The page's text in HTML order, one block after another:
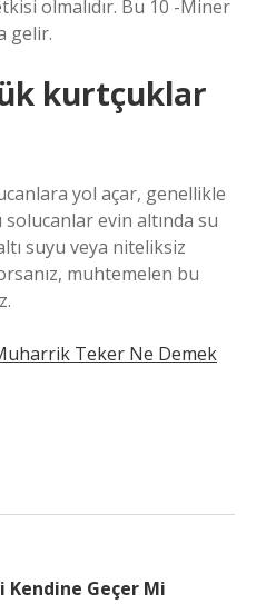
olmalıdır. Bu 10 -Miner
gelir.
kurtçuklar
yol açar, genellikle
solucanlar evin altında su
suyu veya niteliksiz
muhtemelen bu
Teker Ne Demek
Kendine Geçer Mi